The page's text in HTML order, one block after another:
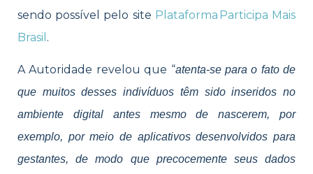
sendo possível pelo site Plataforma Participa Mais
Brasil .
A Autoridade revelou que “atenta-se para o fato de
que muitos desses indivíduos têm sido inseridos no
ambiente digital antes mesmo de nascerem, por
exemplo, por meio de aplicativos desenvolvidos para
gestantes, de modo que precocemente seus dados